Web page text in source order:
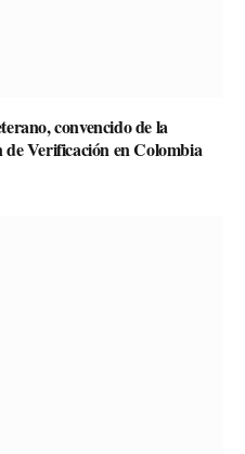
convencido de la
Verificación en Colombia